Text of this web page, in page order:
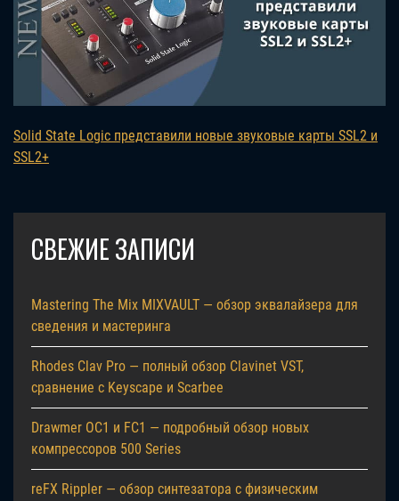
Solid State Logic представили новые звуковые карты SSL2 и
SSL2+
СВЕЖИЕ ЗАПИСИ
Mastering The Mix MIXVAULT — обзор эквалайзера для
сведения и мастеринга
Rhodes Clav Pro — полный обзор Clavinet VST,
сравнение с Keyscape и Scarbee
Drawmer OC1 и FC1 — подробный обзор новых
компрессоров 500 Series
reFX Rippler — обзор синтезатора с физическим